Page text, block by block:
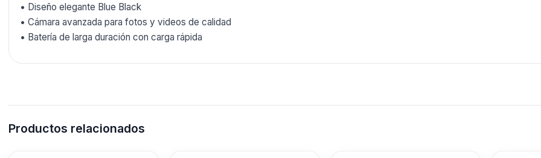
• Diseño elegante Blue Black
• Cámara avanzada para fotos y videos de calidad
• Batería de larga duración con carga rápida
Productos relacionados